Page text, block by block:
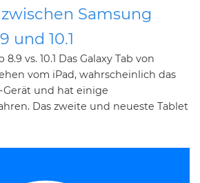
Samsung
und 10.1
vs. 10.1 Das Galaxy Tab von
vom iPad, wahrscheinlich das
und hat einige
Das zweite und neueste Tablet